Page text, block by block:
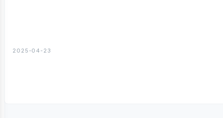
2025-04-23